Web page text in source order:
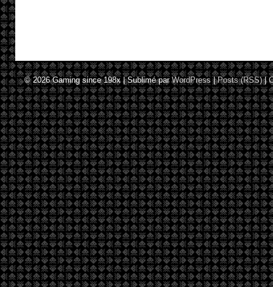
© 2026Gaming since 198x|Sublimé parWordPress |Posts (RSS)|